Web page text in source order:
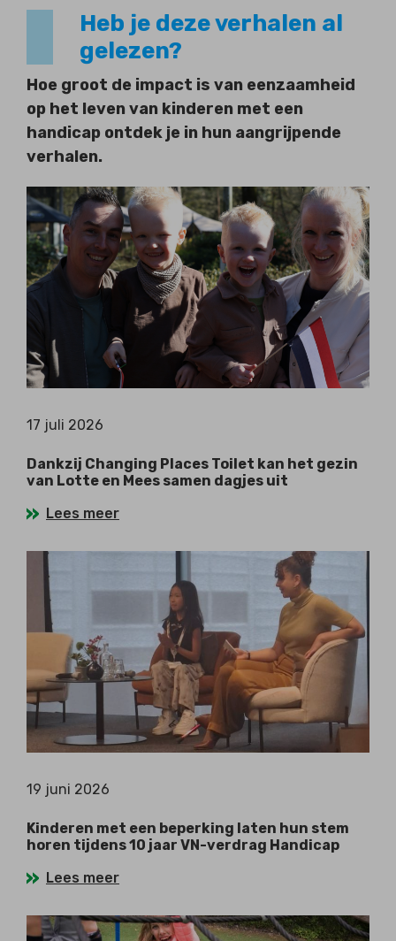
Heb je deze verhalen al
gelezen?
Hoe groot de impact is van eenzaamheid
op het leven van kinderen met een
handicap ontdek je in hun aangrijpende
verhalen.
17 juli 2026
Dankzij Changing Places Toilet kan het gezin
van Lotte en Mees samen dagjes uit
Lees meer
19 juni 2026
Kinderen met een beperking laten hun stem
horen tijdens 10 jaar VN-verdrag Handicap
Lees meer